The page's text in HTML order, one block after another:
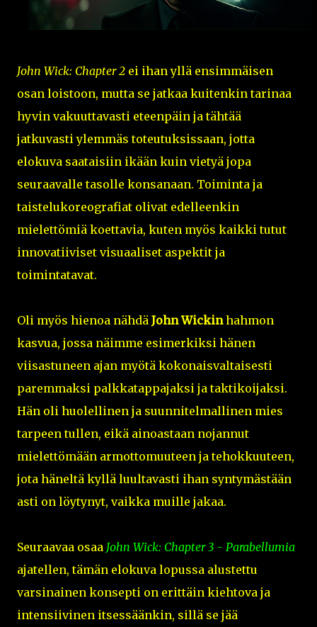
John Wick: Chapter 2 ei ihan yllä ensimmäisen
osan loistoon, mutta se jatkaa kuitenkin tarinaa
hyvin vakuuttavasti eteenpäin ja tähtää
jatkuvasti ylemmäs toteutuksissaan, jotta
elokuva saataisiin ikään kuin vietyä jopa
seuraavalle tasolle konsanaan. Toiminta ja
taistelukoreografiat olivat edelleenkin
mielettömiä koettavia, kuten myös kaikki tutut
innovatiiviset visuaaliset aspektit ja
toimintatavat.
Oli myös hienoa nähdä John Wickinhahmon
kasvua, jossa näimme esimerkiksi hänen
viisastuneen ajan myötä kokonaisvaltaisesti
paremmaksi palkkatappajaksi ja taktikoijaksi.
Hän oli huolellinen ja suunnitelmallinen mies
tarpeen tullen, eikä ainoastaan nojannut
mielettömään armottomuuteen ja tehokkuuteen,
jota häneltä kyllä luultavasti ihan syntymästään
asti on löytynyt, vaikka muille jakaa.
Seuraavaa osaa John Wick: Chapter 3 - Parabellumia
ajatellen, tämän elokuva lopussa alustettu
varsinainen konsepti on erittäin kiehtova ja
intensiivinen itsessäänkin, sillä se jää